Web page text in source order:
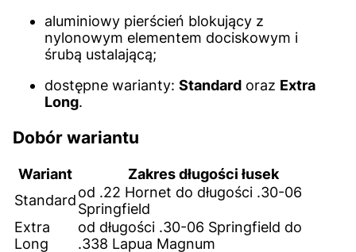
aluminiowy pierścień blokujący z
nylonowym elementem dociskowym i
śrubą ustalającą;
dostępne warianty: Standard oraz Extra
Long.
Dobór wariantu
Wariant
Zakres długości łusek
Standardod .22 Hornet do długości .30-06
Springfield
Extra
Long
od długości .30-06 Springfield do
.338 Lapua Magnum